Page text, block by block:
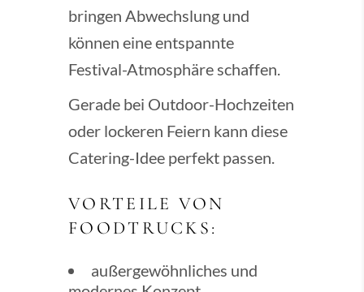
bringen Abwechslung und
können eine entspannte
Festival-Atmosphäre schaffen.
Gerade bei Outdoor-Hochzeiten
oder lockeren Feiern kann diese
Catering-Idee perfekt passen.
VORTEILE VON
FOODTRUCKS:
außergewöhnliches und